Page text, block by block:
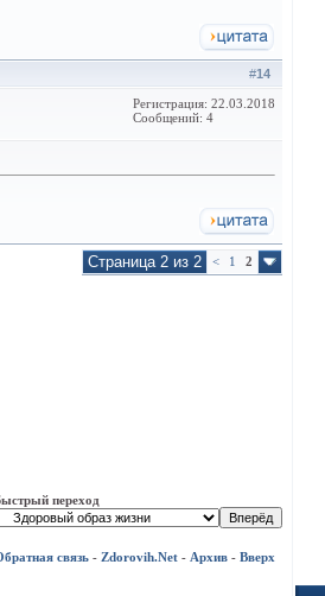
#14
Регистрация: 22.03.2018
Сообщений: 4
Страница 2 из 2 < 1 2
переход
связь - Zdorovih.Net - Архив - Вверх